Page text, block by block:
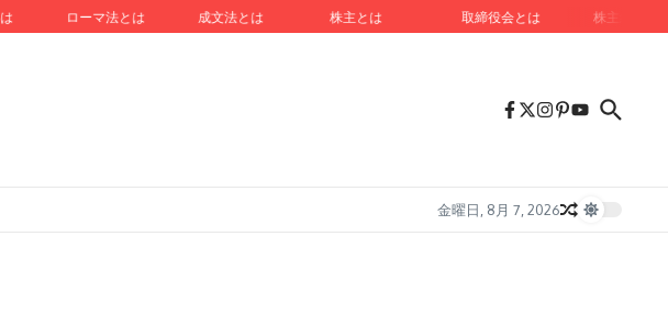
ローマ法とは 成文法とは 株主とは 取締役会とは 株主総会とは
金曜日, 8月 7, 2026